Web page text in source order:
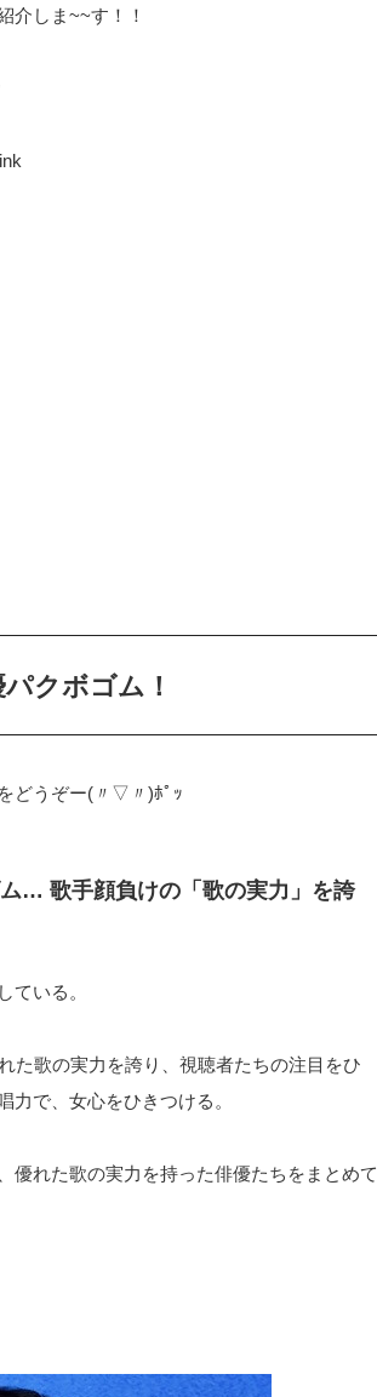
しま~~す！！
クボゴム！
どうぞー(〃▽〃)ﾎﾟｯ
… 歌手顔負けの「歌の実力」を誇
ている。
た歌の実力を誇り、視聴者たちの注目をひ
で、女心をひきつける。
優れた歌の実力を持った俳優たちをまとめて